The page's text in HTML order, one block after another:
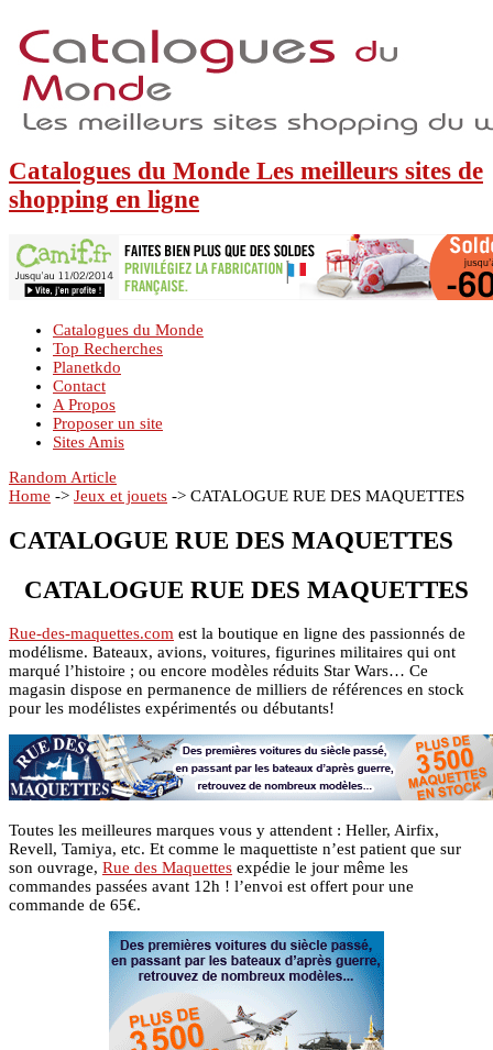
Catalogues du Monde Les meilleurs sites de
shopping en ligne
Catalogues du Monde
Top Recherches
Planetkdo
Contact
A Propos
Proposer un site
Sites Amis
Random Article
Home -> Jeux et jouets -> CATALOGUE RUE DES MAQUETTES
CATALOGUE RUE DES MAQUETTES
CATALOGUE RUE DES MAQUETTES
Rue-des-maquettes.com est la boutique en ligne des passionnés de
modélisme. Bateaux, avions, voitures, figurines militaires qui ont
marqué l’histoire ; ou encore modèles réduits Star Wars… Ce
magasin dispose en permanence de milliers de références en stock
pour les modélistes expérimentés ou débutants!
Toutes les meilleures marques vous y attendent : Heller, Airfix,
Revell, Tamiya, etc. Et comme le maquettiste n’est patient que sur
son ouvrage, Rue des Maquettes expédie le jour même les
commandes passées avant 12h ! l’envoi est offert pour une
commande de 65€.